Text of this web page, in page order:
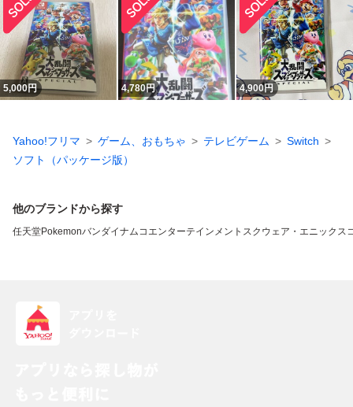
5,000円 4,780円 4,900円
Yahoo!フリマ ゲーム、おもちゃ テレビゲーム
Switch
ソフト（パッケージ版）
他のブランドから探す
任天堂Pokemonバンダイナムコエンターテインメント スクウェア・エニックス